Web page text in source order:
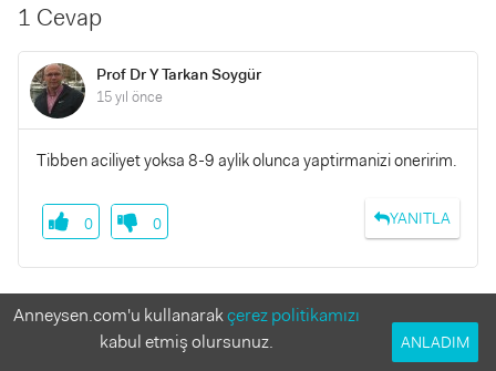
1 Cevap
Prof Dr Y Tarkan Soygür
15 yıl önce
Tibben aciliyet yoksa 8-9 aylik olunca yaptirmanizi oneririm.
YANITLA
0 0
Benzer Sorular
Anneysen.com'u kullanarakçerez politikamızı
kabul etmiş olursunuz.
ANLADIM